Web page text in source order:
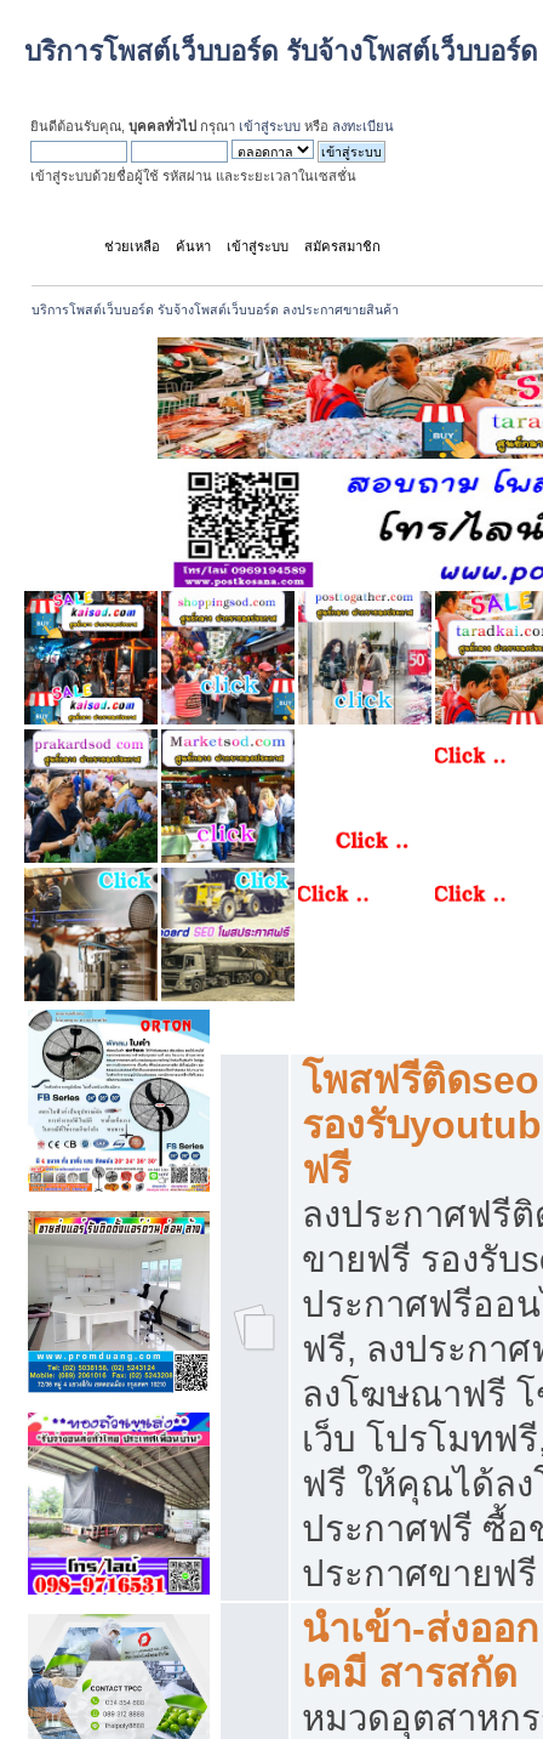
บริการโพสต์เว็บบอร์ด รับจ้างโพสต์เว็บบอร์
ยินดีต้อนรับคุณ, บุคคลทั่วไป กรุณา เข้าสู่ระบบ หรือ ลงทะเบียน
เข้าสู่ระบบด้วยชื่อผู้ใช้ รหัสผ่าน และระยะเวลาในเซสชั่น
ช่วยเหลือ ค้นหา เข้าสู่ระบบ สมัครสมาชิก
บริการโพสต์เว็บบอร์ด รับจ้างโพสต์เว็บบอร์ด ลงประกาศขายสินค้า
โพสฟรีติด
รองรับ
ฟรี
ลงประกาศฟรีติ
ขายฟรี รองรับ
ประกาศฟรีออ
ฟรี, ลงประกา
ลงโฆษณาฟรี
เว็บ โปรโมทฟ
ฟรี ให้คุณได้ล
ประกาศฟรี ซื้อ
ประกาศขายฟรี
นำเข้า-ส่งออ
เคมี สารสกัด
หมวดอุตสาหก